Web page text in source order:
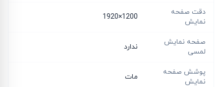
دقت صفحه
نمایش
1200×1920
صفحه نمایش
لمسی
ندارد
پوشش صفحه
نمایش
مات